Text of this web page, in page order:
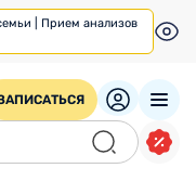
| Прием анализов